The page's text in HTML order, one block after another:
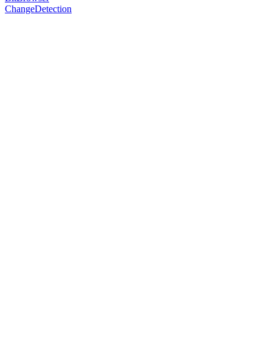
ChangeDetection